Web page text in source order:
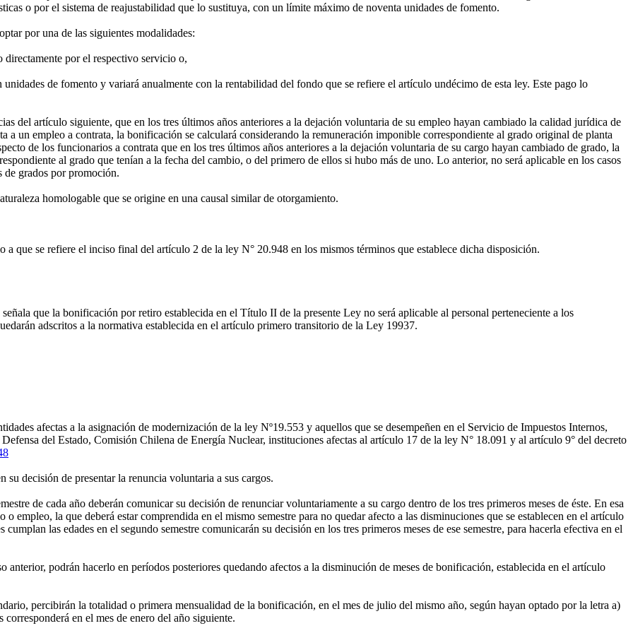
o por el sistema de reajustabilidad que lo sustituya, con un límite máximo de noventa unidades de fomento.
por una de las siguientes modalidades:
por el respectivo servicio o,
de fomento y variará anualmente con la rentabilidad del fondo que se refiere el artículo undécimo de esta ley. Este pago lo
del artículo siguiente, que en los tres últimos años anteriores a la dejación voluntaria de su empleo hayan cambiado la calidad jurídica de
a un empleo a contrata, la bonificación se calculará considerando la remuneración imponible correspondiente al grado original de planta
de los funcionarios a contrata que en los tres últimos años anteriores a la dejación voluntaria de su cargo hayan cambiado de grado, la
al grado que tenían a la fecha del cambio, o del primero de ellos si hubo más de uno. Lo anterior, no será aplicable en los casos
de grados por promoción.
homologable que se origine en una causal similar de otorgamiento.
que se refiere el inciso final del artículo 2 de la ley N° 20.948 en los mismos términos que establece dicha disposición.
que la bonificación por retiro establecida en el Título II de la presente Ley no será aplicable al personal perteneciente a los
adscritos a la normativa establecida en el artículo primero transitorio de la Ley 19937.
afectas a la asignación de modernización de la ley Nº19.553 y aquellos que se desempeñen en el Servicio de Impuestos Internos,
del Estado, Comisión Chilena de Energía Nuclear, instituciones afectas al artículo 17 de la ley N° 18.091 y al artículo 9° del decreto
decisión de presentar la renuncia voluntaria a sus cargos.
de cada año deberán comunicar su decisión de renunciar voluntariamente a su cargo dentro de los tres primeros meses de éste. En esa
empleo, la que deberá estar comprendida en el mismo semestre para no quedar afecto a las disminuciones que se establecen en el artículo
las edades en el segundo semestre comunicarán su decisión en los tres primeros meses de ese semestre, para hacerla efectiva en el
podrán hacerlo en períodos posteriores quedando afectos a la disminución de meses de bonificación, establecida en el artículo
percibirán la totalidad o primera mensualidad de la bonificación, en el mes de julio del mismo año, según hayan optado por la letra a)
en el mes de enero del año siguiente.